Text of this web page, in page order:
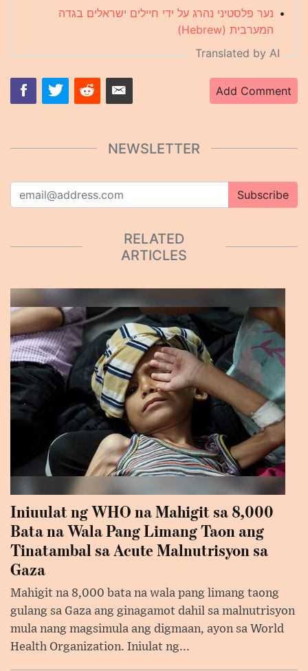
• נער פלסטיני נהרג על ידי חיילים ישראלים בגדה
המערבית (Hebrew)
Translated by AI
Add Comment
NEWSLETTER
Subscribe
RELATED
ARTICLES
Iniuulat ng WHO na Mahigit sa 8,000
Bata na Wala Pang Limang Taon ang
Tinatambal sa Acute Malnutrisyon sa
Gaza
Mahigit na 8,000 bata na wala pang limang taong
gulang sa Gaza ang ginagamot dahil sa malnutrisyon
mula nang magsimula ang digmaan, ayon sa World
Health Organization. Iniulat ng...